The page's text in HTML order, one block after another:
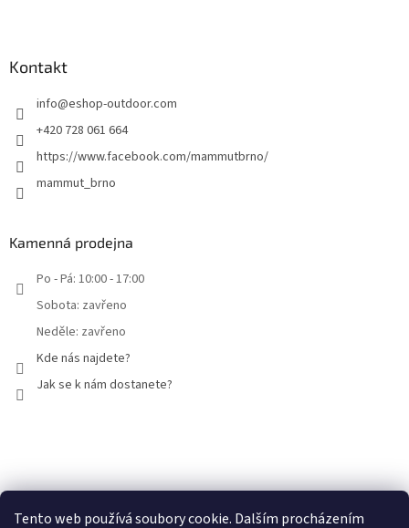
Tento web používá soubory cookie. Dalším procházením
Kontakt
info@eshop-outdoor.com
+420 728 061 664
https://www.facebook.com/mammutbrno/
mammut_brno
Kamenná prodejna
Po - Pá: 10:00 - 17:00
Sobota: zavřeno
Neděle: zavřeno
Kde nás najdete?
Jak se k nám dostanete?
Facebook